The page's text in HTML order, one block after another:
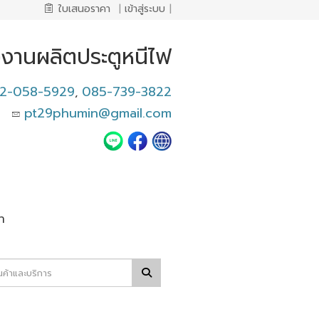
ใบเสนอราคา | เข้าสู่ระบบ |
านผลิตประตูหนีไฟ
058-5929, 085-739-3822
pt29phumin@gmail.com